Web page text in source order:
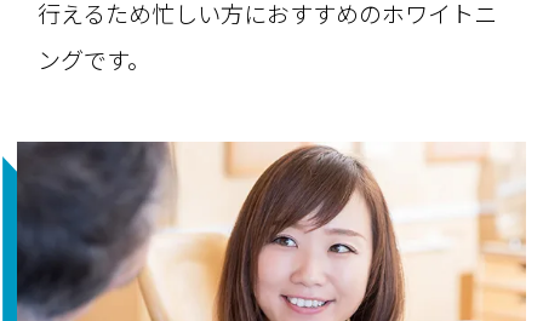
行えるため忙しい方におすすめのホワイトニ
ングです。